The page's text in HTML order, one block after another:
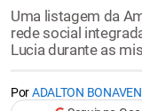
Uma listagem da
rede social
Lucia durante as
PorADALTON